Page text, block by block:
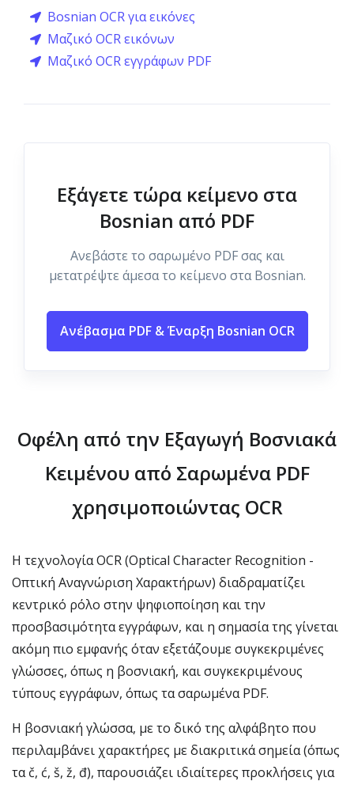
Bosnian OCR για εικόνες
Μαζικό OCR εικόνων
Μαζικό OCR εγγράφων PDF
Εξάγετε τώρα κείμενο στα
Bosnian από PDF
Ανεβάστε το σαρωμένο PDF σας και
μετατρέψτε άμεσα το κείμενο στα Bosnian.
Ανέβασμα PDF & Έναρξη Bosnian OCR
Οφέλη από την Εξαγωγή Βοσνιακά
Κειμένου από Σαρωμένα PDF
χρησιμοποιώντας OCR
Η τεχνολογία OCR (Optical Character Recognition -
Οπτική Αναγνώριση Χαρακτήρων) διαδραματίζει
κεντρικό ρόλο στην ψηφιοποίηση και την
προσβασιμότητα εγγράφων, και η σημασία της γίνεται
ακόμη πιο εμφανής όταν εξετάζουμε συγκεκριμένες
γλώσσες, όπως η βοσνιακή, και συγκεκριμένους
τύπους εγγράφων, όπως τα σαρωμένα PDF.
Η βοσνιακή γλώσσα, με το δικό της αλφάβητο που
περιλαμβάνει χαρακτήρες με διακριτικά σημεία (όπως
τα č, ć, š, ž, đ), παρουσιάζει ιδιαίτερες προκλήσεις για